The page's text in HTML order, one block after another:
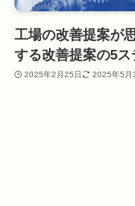
工場の改善提案が
する改善提案の5ス
2025年2月25日 2025年5月